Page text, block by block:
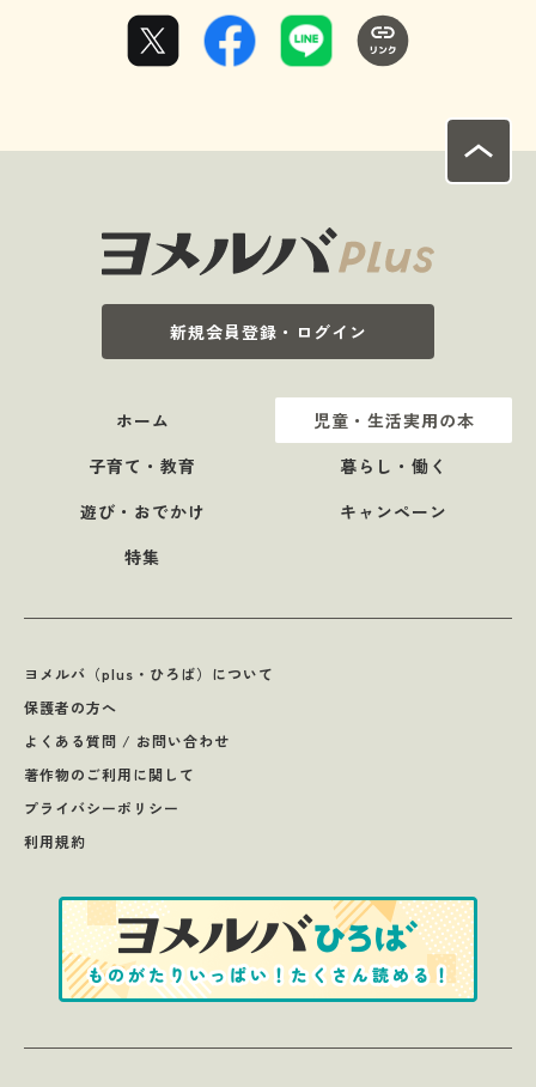
新規会員登録・ログイン
ホーム
児童・生活実用の本
子育て・教育
暮らし・働く
遊び・おでかけ
キャンペーン
特集
ヨメルバ（plus・ひろば）について
保護者の方へ
よくある質問 / お問い合わせ
著作物のご利用に関して
プライバシーポリシー
利用規約